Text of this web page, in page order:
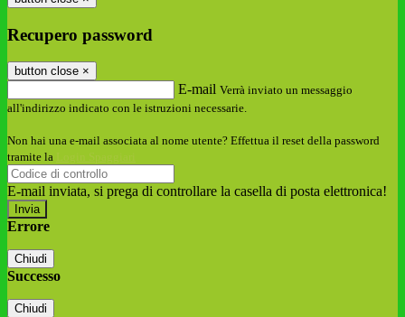
Recupero password
button close ×
E-mail Verrà inviato un messaggio
all'indirizzo indicato con le istruzioni necessarie.
Non hai una e-mail associata al nome utente? Effettua il reset della password
tramite la
E-mail inviata, si prega di controllare la casella di posta elettronica!
Errore
Chiudi
Successo
Chiudi